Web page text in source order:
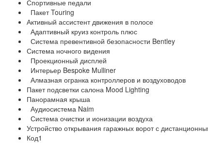
Спортивные педали
Пакет Touring
Активный ассистент движения в полосе
Адаптивный круиз контроль плюс
Система превентивной безопасности Bentley
Система ночного видения
Проекционный дисплей
Интерьер Bespoke Mulliner
Алмазная огранка контроллеров и воздуховодов
Пакет подсветки салона Mood Lighting
Панорамная крыша
Аудиосистема Naim
Система очистки и ионизации воздуха
Устройство открывания гаражных ворот с
Код1